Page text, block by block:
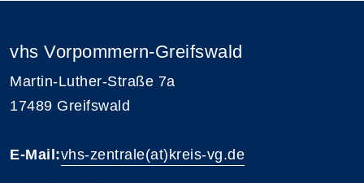
vhs Vorpommern-Greifswald
Martin-Luther-Straße 7a
17489 Greifswald
E-Mail:vhs-zentrale(at)kreis-vg.de